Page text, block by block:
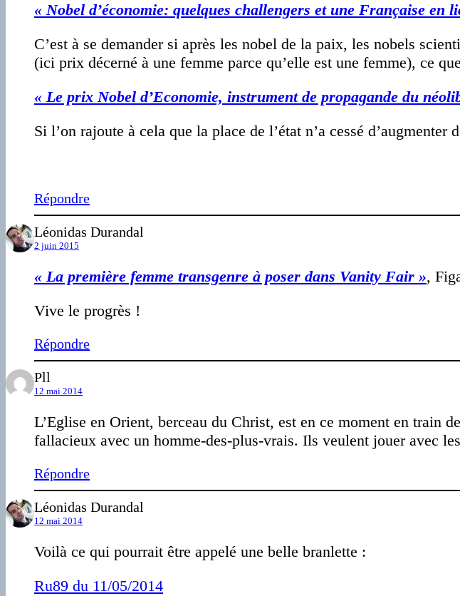
« Nobel d’économie: quelques challengers et une Française en
C’est à se demander si après les nobel de la paix, les nobels
(ici prix décerné à une femme parce qu’elle est une femme), ce
« Le prix Nobel d’Economie, instrument de propagande du
Si l’on rajoute à cela que la place de l’état n’a cessé
Répondre
Léonidas Durandal
2 juin 2015
« La première femme transgenre à poser dans Vanity Fair »,
Vive le progrès !
Répondre
Pll
12 mai 2014
L’Eglise en Orient, berceau du Christ, est en ce moment en train
fallacieux avec un homme-des-plus-vrais. Ils veulent jouer avec
Répondre
Léonidas Durandal
12 mai 2014
Voilà ce qui pourrait être appelé une belle branlette :
Ru89 du 11/05/2014